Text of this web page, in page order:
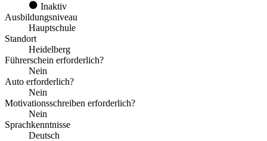
Inaktiv
Ausbildungsniveau
Hauptschule
Standort
Heidelberg
Führerschein erforderlich?
Nein
Auto erforderlich?
Nein
Motivationsschreiben erforderlich?
Nein
Sprachkenntnisse
Deutsch